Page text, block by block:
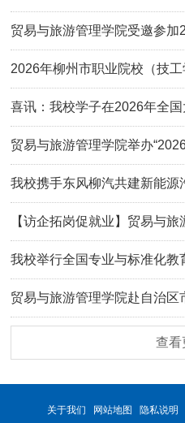
司到贸易与旅游管理学院洽谈
贸易与旅游管理学院受邀参加
易博览会
2026年柳州市职业院校（技
螺蛳粉电商销售（新媒体直
喜讯：我校学子在2026年全
能力大赛广西赛区选拔赛中获
贸易与旅游管理学院举办
团“618”电商客服实战项目”总
我校携手东风柳汽共建新能源
融合实践中心
【访企拓岗促就业】贸易与
场开展校企合作洽谈及慰问毕
我校举行全国专业与标准化教
暨共建签约仪式
贸易与旅游管理学院赴自治区
查看
关于我们 网站地图 隐私说明